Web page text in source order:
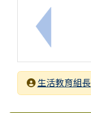
上一筆：
發布者生活教育組長